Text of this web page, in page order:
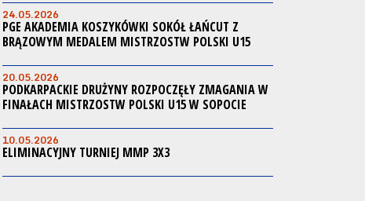
24.05.2026
PGE AKADEMIA KOSZYKÓWKI SOKÓŁ ŁAŃCUT Z
BRĄZOWYM MEDALEM MISTRZOSTW POLSKI U15
20.05.2026
PODKARPACKIE DRUŻYNY ROZPOCZĘŁY ZMAGANIA W
FINAŁACH MISTRZOSTW POLSKI U15 W SOPOCIE
10.05.2026
ELIMINACYJNY TURNIEJ MMP 3X3